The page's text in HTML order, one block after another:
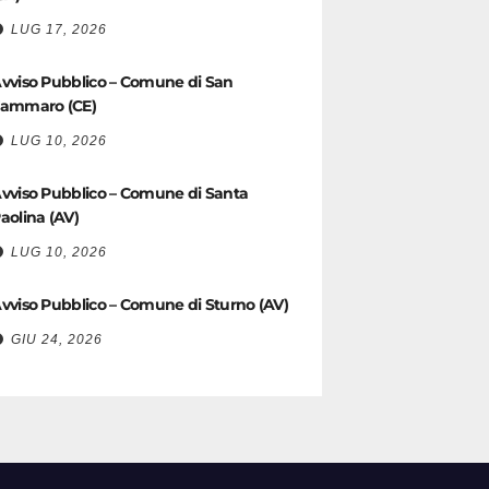
LUG 17, 2026
Pubblico – Comune di San
(CE)
LUG 10, 2026
Pubblico – Comune di Santa
(AV)
LUG 10, 2026
Pubblico – Comune di Sturno (AV)
GIU 24, 2026